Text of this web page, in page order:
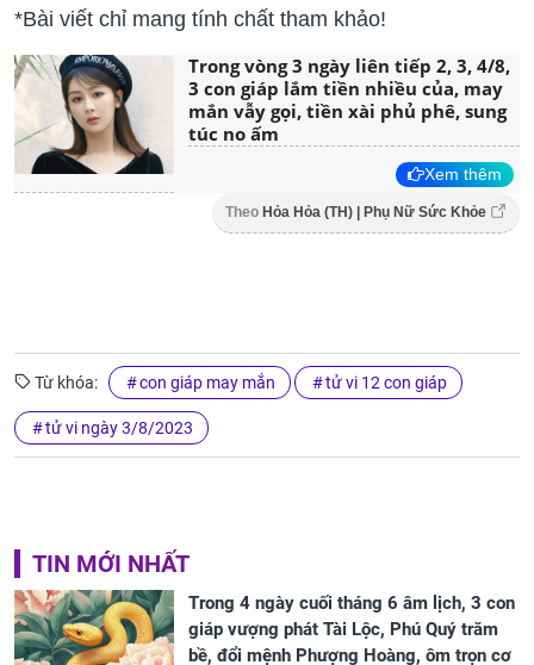
*Bài viết chỉ mang tính chất tham khảo!
Trong vòng 3 ngày liên tiếp 2, 3, 4/8,
3 con giáp lắm tiền nhiều của, may
mắn vẫy gọi, tiền xài phủ phê, sung
túc no ấm
Xem thêm
Theo Hỏa Hỏa (TH) | Phụ Nữ Sức Khỏe
Từ khóa: con giáp may mắn tử vi 12 con giáp
tử vi ngày 3/8/2023
TIN MỚI NHẤT
Trong 4 ngày cuối tháng 6 âm lịch, 3 con
giáp vượng phát Tài Lộc, Phú Quý trăm
bề, đổi mệnh Phượng Hoàng, ôm trọn cơ